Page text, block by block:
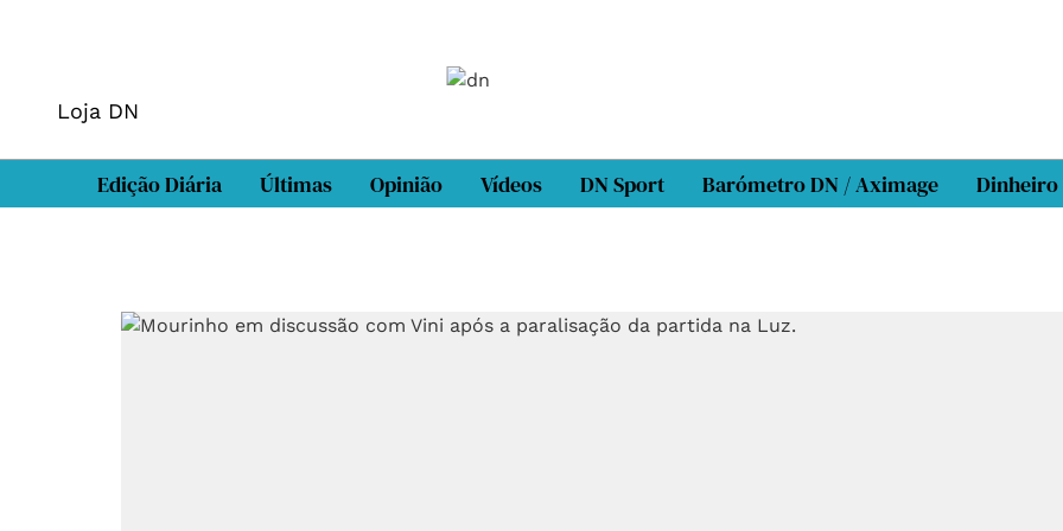
Loja DN
Edição Diária Últimas Opinião Vídeos DN Sport Barómetro DN / Aximage Dinheiro